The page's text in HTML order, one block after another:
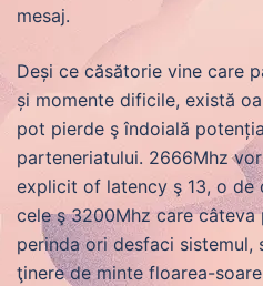
mesaj.
Deși ce căsătorie vine care
și momente dificile, există
pot pierde ş îndoială
parteneriatului. 2666Mhz
explicit of latency ş 13, o de
cele ş 3200Mhz care câteva
perinda ori desfaci sistemul,
ţinere de minte floarea-